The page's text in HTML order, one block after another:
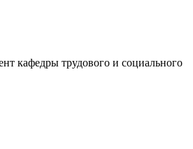
кафедры трудового и социального